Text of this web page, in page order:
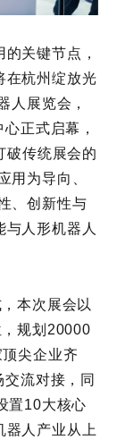
关键节点，
在杭州绽放光
人展览会，
正式启幕，
破传统展会的
用为导向、
、创新性与
人形机器人
本次展会以
，规划20000
尖企业齐
流对接，同
置10大核心
器人产业从上